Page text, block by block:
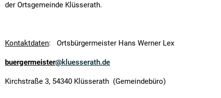
der Ortsgemeinde Klüsserath.
Kontaktdaten: Ortsbürgermeister Hans Werner Lex
buergermeister@kluesserath.de
Kirchstraße 3, 54340 Klüsserath (Gemeindebüro)